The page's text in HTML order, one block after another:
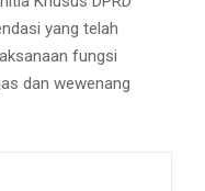
yang telah
fungsi
dan wewenang